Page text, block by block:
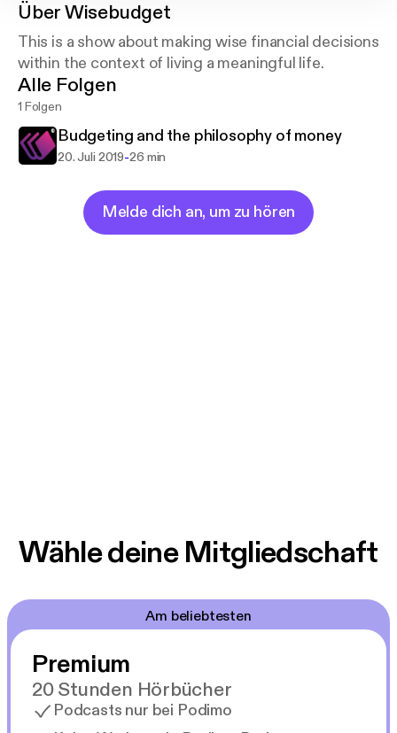
ÜberWisebudget
This is a show about making wise financial decisions
within the context of living a meaningful life.
Alle Folgen
1 Folgen
Budgeting and the philosophy of money
20. Juli 2019-26 min
Melde dich an, um zu hören
Wähle deine Mitgliedschaft
Am beliebtesten
Premium
20 Stunden Hörbücher
Podcasts nur bei Podimo